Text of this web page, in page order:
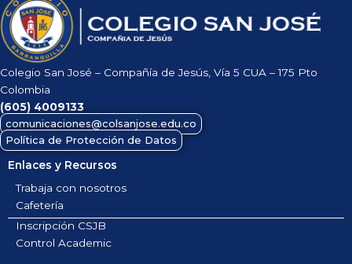
Colegio San José – Compañía de Jesús, Vía 5 CUA – 175 Pto
Colombia
(605) 4009133
comunicaciones@colsanjose.edu.co
Política de Protección de Datos
Enlaces y Recursos
Trabaja con nosotros
Cafetería
Inscripción CSJB
Control Academic